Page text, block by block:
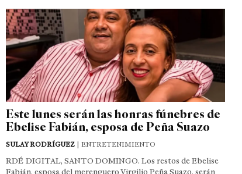
Este lunes serán las honras fúnebres de
Ebelise Fabián, esposa de Peña Suazo
SULAY RODRÍGUEZ | ENTRETENIMIENTO
RDÉ DIGITAL, SANTO DOMINGO. Los restos de Ebelise
Fabián, esposa del merenguero Virgilio Peña Suazo, serán